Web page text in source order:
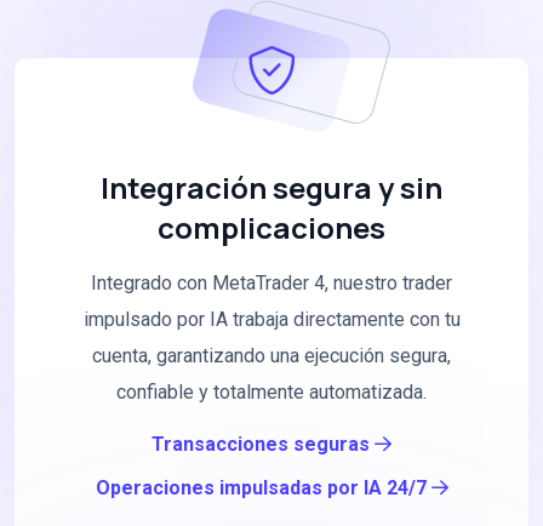
Integración segura y sin
complicaciones
Integrado con MetaTrader 4, nuestro trader
impulsado por IA trabaja directamente con tu
cuenta, garantizando una ejecución segura,
confiable y totalmente automatizada.
Transacciones seguras
Operaciones impulsadas por IA 24/7